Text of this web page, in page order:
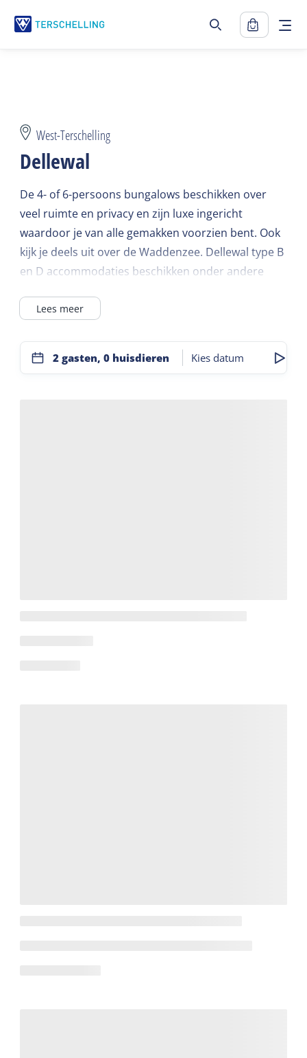
West-Terschelling
Dellewal
De 4- of 6-persoons bungalows beschikken over
veel ruimte en privacy en zijn luxe ingericht
waardoor je van alle gemakken voorzien bent. Ook
kijk je deels uit over de Waddenzee. Dellewal type B
en D accommodaties beschikken onder andere
Dellewal Resort kijken uit over bos, duin en wad.
Alleen het Resort beschikt over een wellness ruimte
Lees meer
2 gasten, 0 huisdieren Kies datum